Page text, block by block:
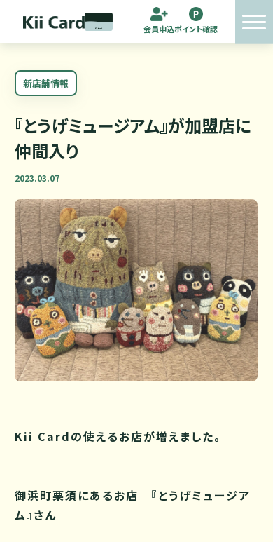
会員申込ポイント確認
新店舗情報
『とうげミュージアム』が加盟店に
仲間入り
2023.03.07
Kii Cardの使えるお店が増えました。
御浜町栗須にあるお店 『とうげミュージア
ム』さん